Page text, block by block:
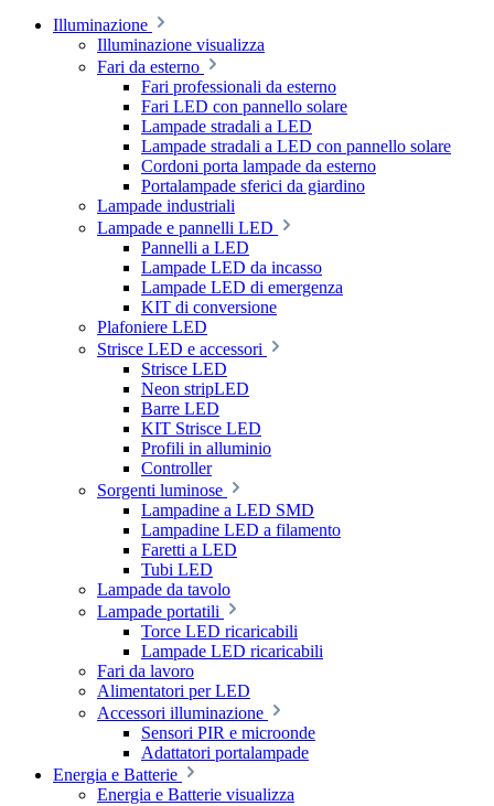
Illuminazione
Illuminazione visualizza
Fari da esterno
Fari professionali da esterno
Fari LED con pannello solare
Lampade stradali a LED
Lampade stradali a LED con pannello solare
Cordoni porta lampade da esterno
Portalampade sferici da giardino
Lampade industriali
Lampade e pannelli LED
Pannelli a LED
Lampade LED da incasso
Lampade LED di emergenza
KIT di conversione
Plafoniere LED
Strisce LED e accessori
Strisce LED
Neon stripLED
Barre LED
KIT Strisce LED
Profili in alluminio
Controller
Sorgenti luminose
Lampadine a LED SMD
Lampadine LED a filamento
Faretti a LED
Tubi LED
Lampade da tavolo
Lampade portatili
Torce LED ricaricabili
Lampade LED ricaricabili
Fari da lavoro
Alimentatori per LED
Accessori illuminazione
Sensori PIR e microonde
Adattatori portalampade
Energia e Batterie
Energia e Batterie visualizza